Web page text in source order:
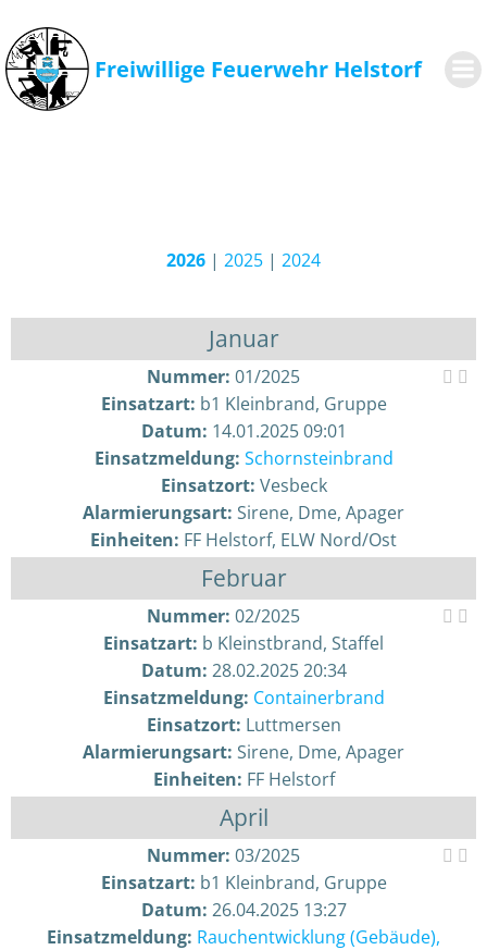
springen
Freiwillige Feuerwehr Helstorf
2026 | 2025 | 2024
Januar
Nummer: 01/2025
Einsatzart: b1 Kleinbrand, Gruppe
Datum: 14.01.2025 09:01
Einsatzmeldung: Schornsteinbrand
Einsatzort: Vesbeck
Alarmierungsart: Sirene, Dme, Apager
Einheiten: FF Helstorf, ELW Nord/Ost
Februar
Nummer: 02/2025
Einsatzart: b Kleinstbrand, Staffel
Datum: 28.02.2025 20:34
Einsatzmeldung: Containerbrand
Einsatzort: Luttmersen
Alarmierungsart: Sirene, Dme, Apager
Einheiten: FF Helstorf
April
Nummer: 03/2025
Einsatzart: b1 Kleinbrand, Gruppe
Datum: 26.04.2025 13:27
Einsatzmeldung: Rauchentwicklung (Gebäude),